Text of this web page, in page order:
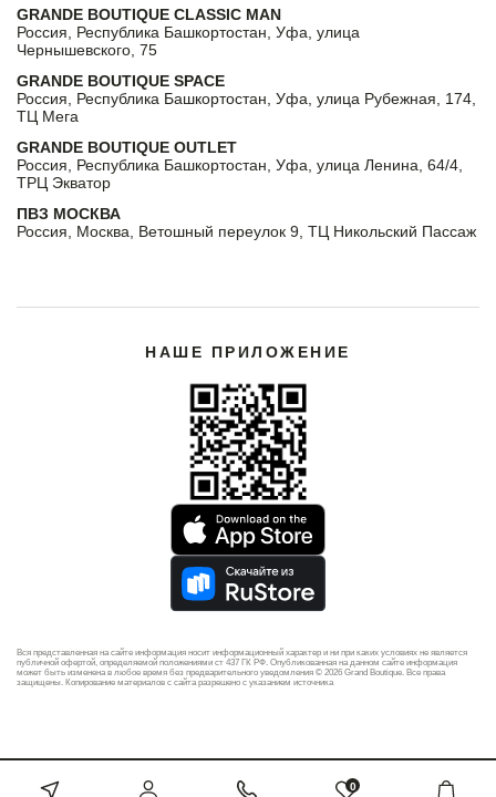
GRANDE BOUTIQUE CLASSIC MAN
Россия, Республика Башкортостан, Уфа, улица
Чернышевского, 75
GRANDE BOUTIQUE SPACE
Россия, Республика Башкортостан, Уфа, улица Рубежная, 174,
ТЦ Мега
GRANDE BOUTIQUE OUTLET
Россия, Республика Башкортостан, Уфа, улица Ленина, 64/4,
ТРЦ Экватор
ПВЗ МОСКВА
Россия, Москва, Ветошный переулок 9, ТЦ Никольский Пассаж
НАШЕ ПРИЛОЖЕНИЕ
Вся представленная на сайте информация носит информационный характер и ни при каких условиях не является
публичной офертой, определяемой положениями ст 437 ГК РФ. Опубликованная на данном сайте информация
может быть изменена в любое время без предварительного уведомления © 2026 Grand Boutique. Все права
защищены. Копирование материалов с сайта разрешено с указанием источника
0